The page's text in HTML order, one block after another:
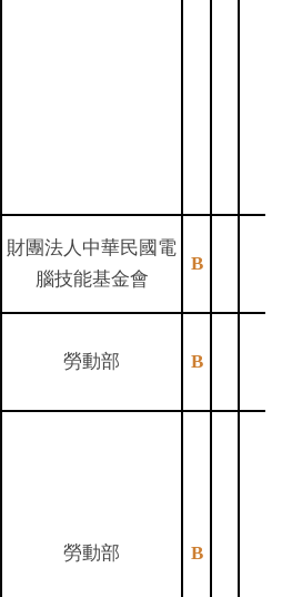
財團法人中華民國電
腦技能基金會
B
勞動部 B
勞動部 B